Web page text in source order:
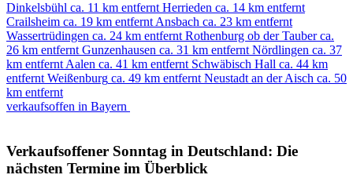
Dinkelsbühl ca. 11 km entfernt Herrieden ca. 14 km entfernt
Crailsheim ca. 19 km entfernt Ansbach ca. 23 km entfernt
Wassertrüdingen ca. 24 km entfernt Rothenburg ob der Tauber ca.
26 km entfernt Gunzenhausen ca. 31 km entfernt Nördlingen ca. 37
km entfernt Aalen ca. 41 km entfernt Schwäbisch Hall ca. 44 km
entfernt Weißenburg ca. 49 km entfernt Neustadt an der Aisch ca. 50
km entfernt
verkaufsoffen in Bayern
Verkaufsoffener Sonntag in Deutschland: Die
nächsten Termine im Überblick